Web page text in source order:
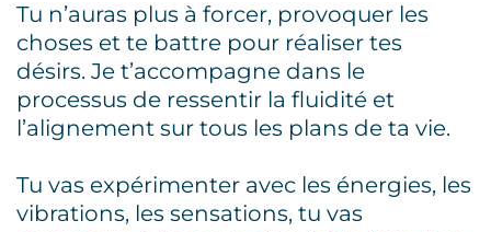
Tu n’auras plus à forcer, provoquer les
choses et te battre pour réaliser tes
désirs. Je t’accompagne dans le
processus de ressentir la fluidité et
l’alignement sur tous les plans de ta vie.
Tu vas expérimenter avec les énergies, les
vibrations, les sensations, tu vas